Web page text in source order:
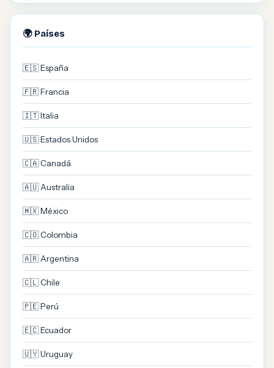
🌍 Países
🇪🇸 España
🇫🇷 Francia
🇮🇹 Italia
🇺🇸 Estados Unidos
🇨🇦 Canadá
🇦🇺 Australia
🇲🇽 México
🇨🇴 Colombia
🇦🇷 Argentina
🇨🇱 Chile
🇵🇪 Perú
🇪🇨 Ecuador
🇺🇾 Uruguay